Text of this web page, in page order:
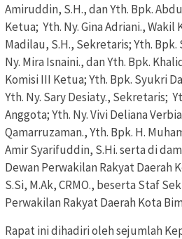
Amiruddin, S.H., dan Yth. Bpk.
Ketua; Yth. Ny. Gina Adriani., Wakil
Madilau, S.H., Sekretaris; Yth.
Ny. Mira Isnaini., dan Yth. Bpk.
Komisi III Ketua; Yth. Bpk. Syukri
Yth. Ny. Sary Desiaty., Sekretaris;
Anggota; Yth. Ny. Vivi Deliana
Qamarruzaman., Yth. Bpk. H.
Amir Syarifuddin, S.Hi. serta di
Dewan Perwakilan Rakyat Daerah
S.Si, M.Ak, CRMO., beserta Staf
Perwakilan Rakyat Daerah Kota
Rapat ini dihadiri oleh sejumlah